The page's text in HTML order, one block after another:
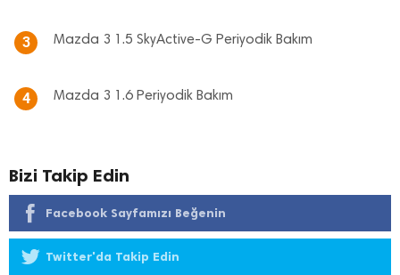
3 Mazda 3 1.5 SkyActive-G Periyodik Bakım
4 Mazda 3 1.6 Periyodik Bakım
Bizi Takip Edin
Facebook Sayfamızı Beğenin
Twitter'da Takip Edin